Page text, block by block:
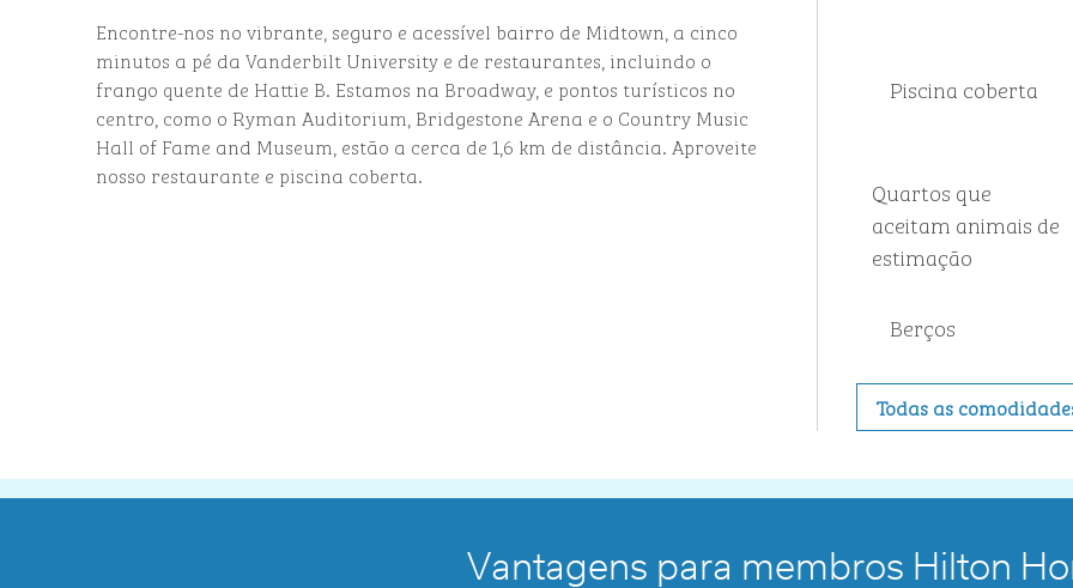
Encontre-nos no vibrante, seguro e acessível bairro de Midtown, a cinco
minutos a pé da Vanderbilt University e de restaurantes, incluindo o
frango quente de Hattie B. Estamos na Broadway, e pontos turísticos no
centro, como o Ryman Auditorium, Bridgestone Arena e o Country Music
Hall of Fame and Museum, estão a cerca de 1,6 km de distância. Aproveite
nosso restaurante e piscina coberta.
Piscina coberta
Quartos que
aceitam animais de
estimação
Berços
Todas as
Vantagens para membros Hilton